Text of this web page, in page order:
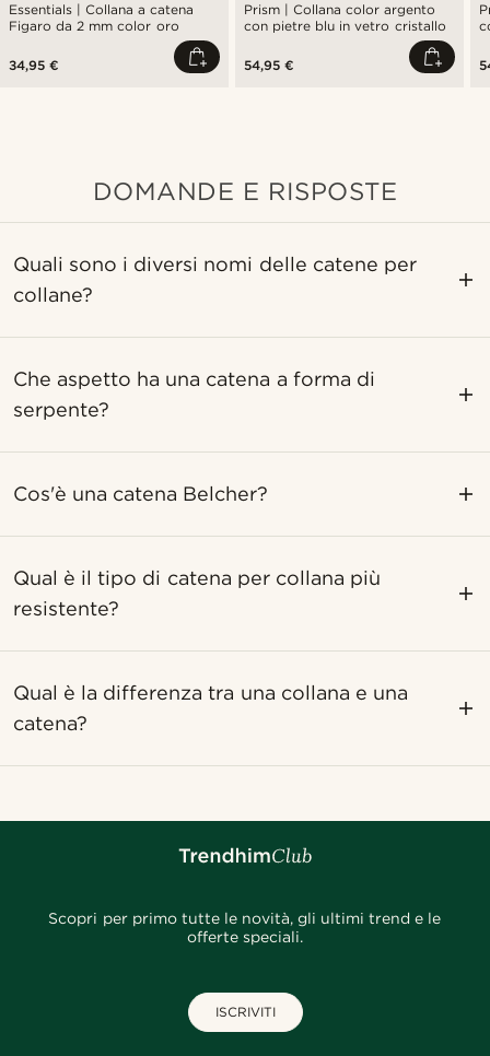
Essentials | Collana a catena
Figaro da 2 mm color oro
34,95 €
Prism | Collana color argento
con pietre blu in vetro cristallo
54,95 €
DOMANDE E RISPOSTE
Quali sono i diversi nomi delle catene per
collane?
Che aspetto ha una catena a forma di
serpente?
Cos'è una catena Belcher?
Qual è il tipo di catena per collana più
resistente?
Qual è la differenza tra una collana e una
catena?
Scopri per primo tutte le novità, gli ultimi trend e le
offerte speciali.
ISCRIVITI